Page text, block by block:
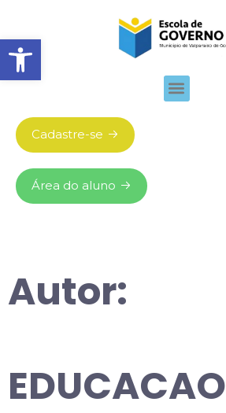
Abrir barra de ferramentas
Cadastre-se
Área do aluno
Autor:
EDUCACAO